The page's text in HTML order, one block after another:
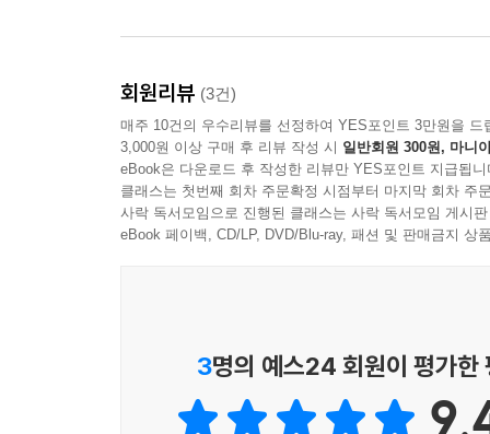
“희생? 희생이 무엇인가? 우린 그런 일 할 줄 모
--- p.167 「감」 중에서
“스승님, 두려워서 못 살겠습니다.”
“무엇이 두려우냐?”
“소용없게 되었구나”, 빈 의자를 보고는 “쓸쓸하
두려움과 불안함과 외로움, 쓸모에 집착하거나 잘
저자는 ‘내 생각, 내 판단’을 비울 때, 사물들의 말
사물들의 입을 빌려 전하는 이현주 목사의 오랜 마
풀벌레도 나무 조각도 모두 하나가 된다. 그게 모
권정생 선생의 글처럼, 저자는 이 책에 등장하는
회원리뷰 (3건)
매주 10건의 우수리뷰를 선정하여 YES포인트 3만원을 드
3,000원 이상 구매 후 리뷰 작성 시 일반회원 300원, 마니
eBook은 다운로드 후 작성한 리뷰만 YES포인트 지급됩니
클래스는 첫번째 회차 주문확정 시점부터 마지막 회차 주
사락 독서모임으로 진행된 클래스는 사락 독서모임 게시
eBook 페이백, CD/LP, DVD/Blu-ray, 패션 및 판매금지 상
3명의 예스24 회원이 평가한